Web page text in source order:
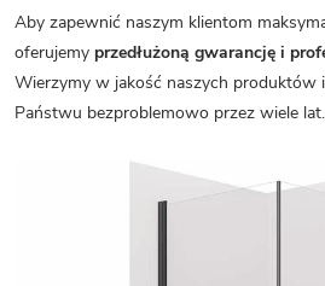
Aby zapewnić naszym klientom
oferujemy przedłużoną gwarancję i
Wierzymy w jakość naszych produktów i
Państwu bezproblemowo przez wiele lat.